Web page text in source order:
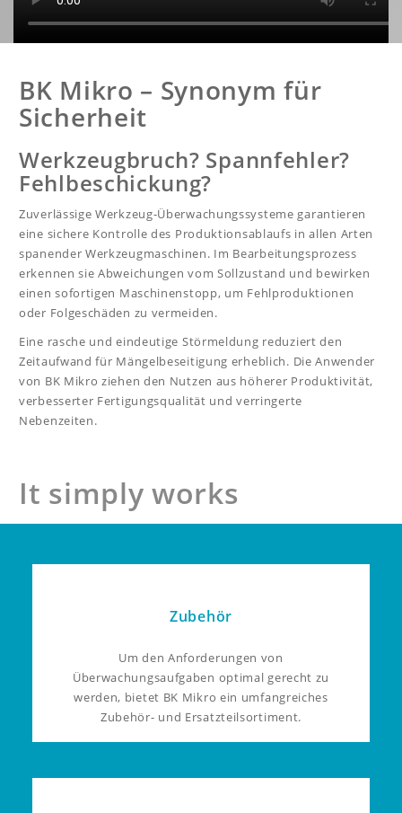
BK Mikro – Synonym für
Sicherheit
Werkzeugbruch? Spannfehler?
Fehlbeschickung?
Zuverlässige Werkzeug-Überwachungssysteme garantieren
eine sichere Kontrolle des Produktionsablaufs in allen Arten
spanender Werkzeugmaschinen. Im Bearbeitungsprozess
erkennen sie Abweichungen vom Sollzustand und bewirken
einen sofortigen Maschinenstopp, um Fehlproduktionen
oder Folgeschäden zu vermeiden.
Eine rasche und eindeutige Störmeldung reduziert den
Zeitaufwand für Mängelbeseitigung erheblich. Die Anwender
von BK Mikro ziehen den Nutzen aus höherer Produktivität,
verbesserter Fertigungsqualität und verringerte
Nebenzeiten.
It simply works
Zubehör
Um den Anforderungen von
Überwachungsaufgaben optimal gerecht zu
werden, bietet BK Mikro ein umfangreiches
Zubehör- und Ersatzteilsortiment.